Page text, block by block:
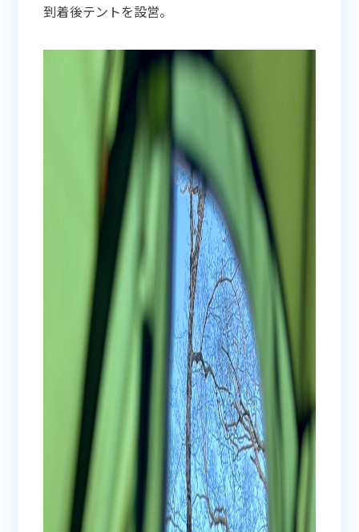
到着後テントを設営。